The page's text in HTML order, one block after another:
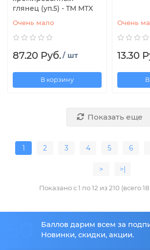
глянец (уп.5) - TM MTX
Очень мало
87.20 Руб./ шт
В корзину
Очень
13.30
Показать еще
1 2 3 4 5 6
> >|
Показано с 1 по 12 из 210 (всего
Баллов дарим всем за
Новинки, скидки, акции.